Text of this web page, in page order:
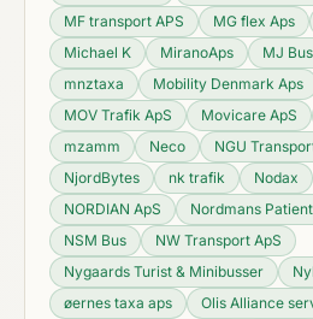
MF transport APS
MG flex Aps
Michael K
MiranoAps MJ
mnztaxa
Mobility Denmark Aps
MOV Trafik ApS
Movicare ApS
mzamm
Neco NGU
NjordBytes
nk trafik Nodax
NORDIAN ApS
Nordmans
NSM Bus
NW Transport ApS
Nygaards Turist & Minibusser
øernes taxa aps
Olis Alliance